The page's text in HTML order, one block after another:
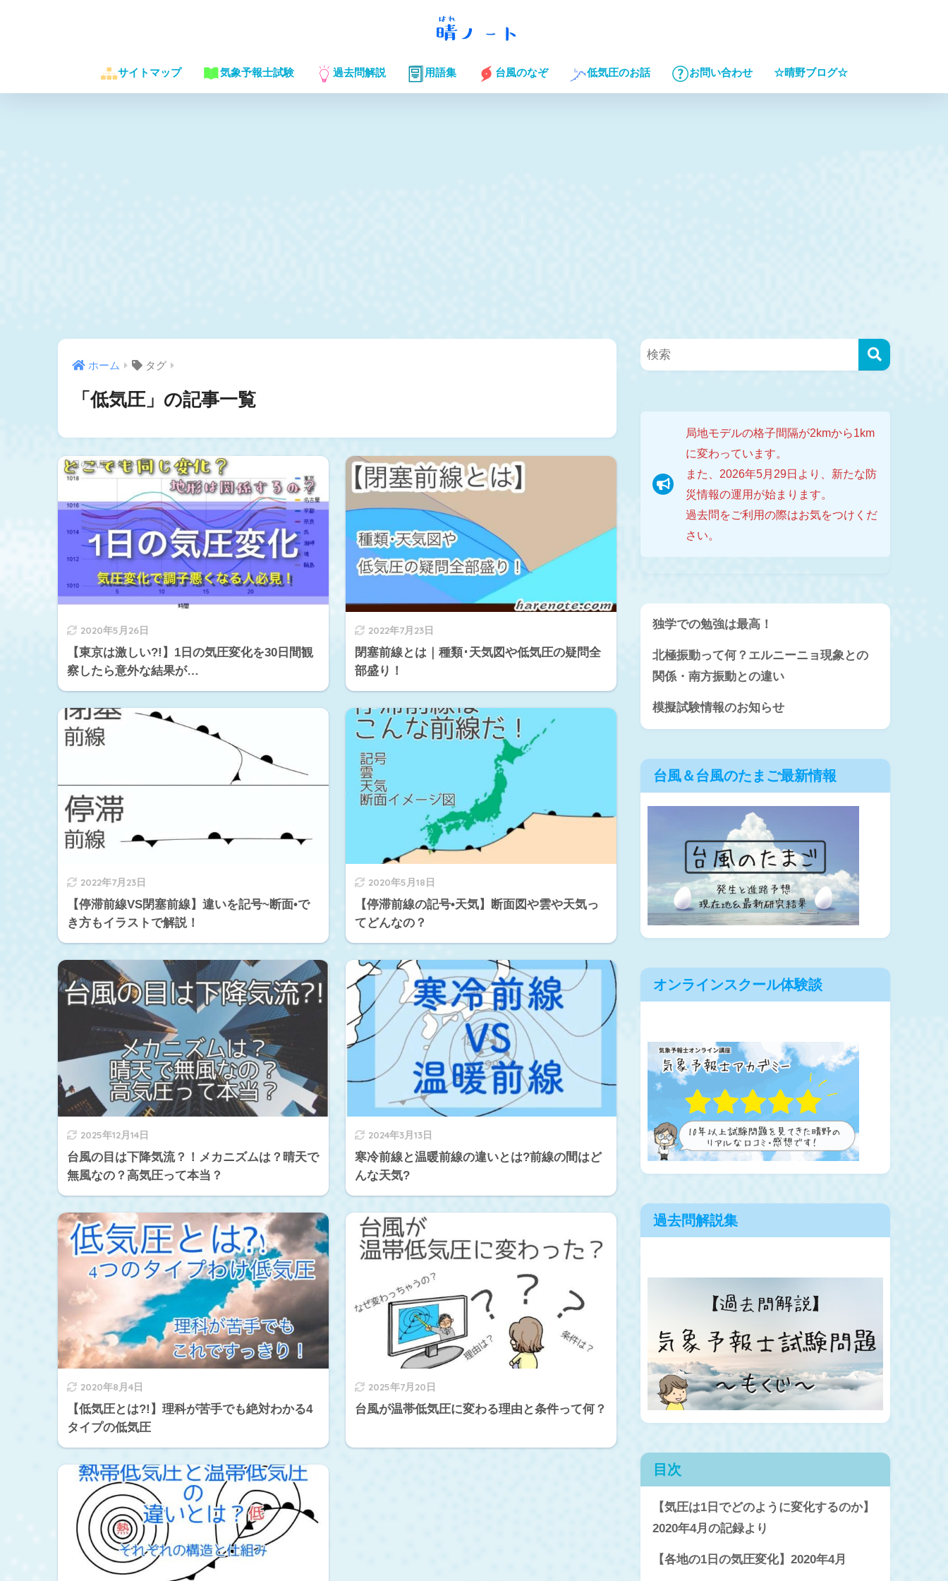
サイトマップ 気象予報士試験 過去問解説 用語集 台風のなぞ 低気圧のお話 お問い合わせ ☆晴野ブログ☆
ホーム タグ
「低気圧」の記事一覧
2020年5月26日
【東京は激しい?!】1日の気圧変化を30日間観
察したら意外な結果が…
2022年7月23日
閉塞前線とは｜種類･天気図や低気圧の疑問全
部盛り！
2022年7月23日
【停滞前線VS閉塞前線】違いを記号~断面•で
き方もイラストで解説！
2020年5月18日
【停滞前線の記号•天気】断面図や雲や天気っ
てどんなの？
2025年12月14日
台風の目は下降気流？！メカニズムは？晴天で
無風なの？高気圧って本当？
2024年3月13日
寒冷前線と温暖前線の違いとは?前線の間はど
んな天気?
2020年8月4日
【低気圧とは?!】理科が苦手でも絶対わかる4
タイプの低気圧
2025年7月20日
台風が温帯低気圧に変わる理由と条件って何？
局地モデルの格子間隔が2kmから1km
に変わっています。
また、2026年5月29日より、新たな防
災情報の運用が始まります。
過去問をご利用の際はお気をつけくだ
さい。
独学での勉強は最高！
北極振動って何？エルニーニョ現象との
関係・南方振動との違い
模擬試験情報のお知らせ
台風＆台風のたまご最新情報
オンラインスクール体験談
過去問解説集
目次
【気圧は1日でどのように変化するのか】
2020年4月の記録より
【各地の1日の気圧変化】2020年4月